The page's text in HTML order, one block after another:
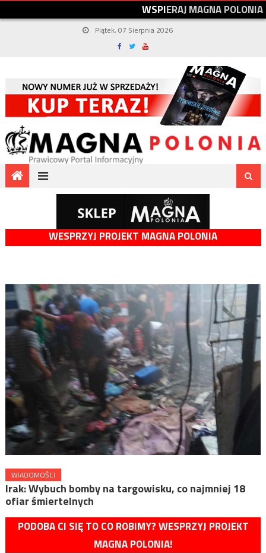
WSPIERAJMAGNAPOLONIA
Piątek, 07 Sierpnia 2026
WESPRZYJ PROJEKT MAGNA POLONIA
WIADOMOŚCI
Irak: Wybuch bomby na targowisku, co najmniej 18
ofiar śmiertelnych
PODOBA CI SIĘ TO CO ROBIMY? WESPRZYJ PROJEKT
MAGNA POLONIA!